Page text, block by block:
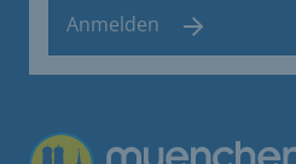
Anmelden